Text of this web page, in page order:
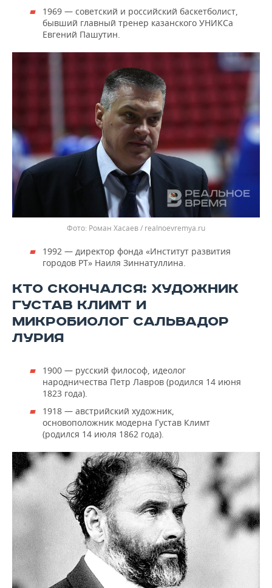
1969 — советский и российский баскетболист,
бывший главный тренер казанского УНИКСа
Евгений Пашутин.
Роман Хасаев / realnoevremya.ru
1992 — директор фонда «Институт развития
городов РТ» Наиля Зиннатуллина.
КТО СКОНЧАЛСЯ: ХУДОЖНИК
ГУСТАВ КЛИМТ И
МИКРОБИОЛОГ САЛЬВАДОР
ЛУРИЯ
1900 — русский философ, идеолог
народничества Петр Лавров (родился 14 июня
1823 года).
1918 — австрийский художник,
основоположник модерна Густав Климт
(родился 14 июля 1862 года).